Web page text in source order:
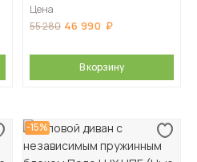
Левый
Цена
55 280 46 990
В корзину
-15%